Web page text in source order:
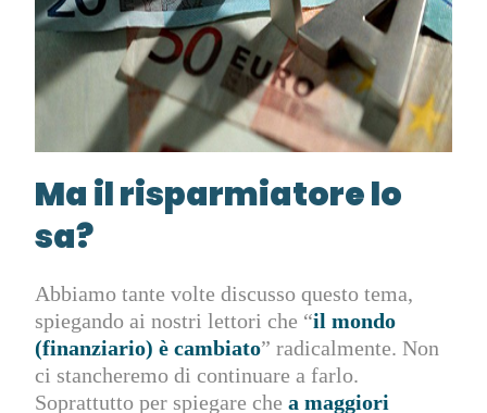
Ma il risparmiatore lo
sa?
Abbiamo tante volte discusso questo tema,
spiegando ai nostri lettori che “il mondo
(finanziario) è cambiato” radicalmente. Non
ci stancheremo di continuare a farlo.
Soprattutto per spiegare chea maggiori